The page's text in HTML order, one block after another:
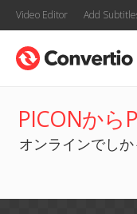
Video Editor Add
PICONから
オンラインでし